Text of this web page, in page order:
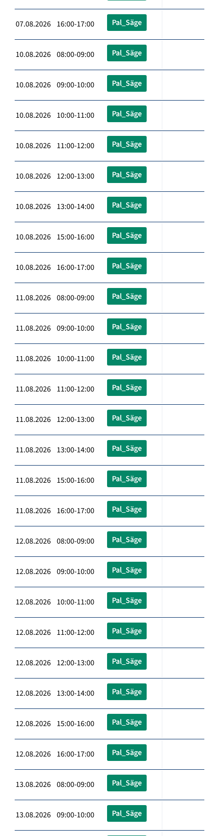
07.08.2026 16:00-17:00 Pal_Säge
10.08.2026 08:00-09:00 Pal_Säge
10.08.2026 09:00-10:00 Pal_Säge
10.08.2026 10:00-11:00 Pal_Säge
10.08.2026 11:00-12:00 Pal_Säge
10.08.2026 12:00-13:00 Pal_Säge
10.08.2026 13:00-14:00 Pal_Säge
10.08.2026 15:00-16:00 Pal_Säge
10.08.2026 16:00-17:00 Pal_Säge
11.08.2026 08:00-09:00 Pal_Säge
11.08.2026 09:00-10:00 Pal_Säge
11.08.2026 10:00-11:00 Pal_Säge
11.08.2026 11:00-12:00 Pal_Säge
11.08.2026 12:00-13:00 Pal_Säge
11.08.2026 13:00-14:00 Pal_Säge
11.08.2026 15:00-16:00 Pal_Säge
11.08.2026 16:00-17:00 Pal_Säge
12.08.2026 08:00-09:00 Pal_Säge
12.08.2026 09:00-10:00 Pal_Säge
12.08.2026 10:00-11:00 Pal_Säge
12.08.2026 11:00-12:00 Pal_Säge
12.08.2026 12:00-13:00 Pal_Säge
12.08.2026 13:00-14:00 Pal_Säge
12.08.2026 15:00-16:00 Pal_Säge
12.08.2026 16:00-17:00 Pal_Säge
13.08.2026 08:00-09:00 Pal_Säge
13.08.2026 09:00-10:00 Pal_Säge